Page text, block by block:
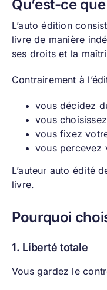
Qu’est-ce
L’auto édition
livre de manière
ses droits et la
Contrairement à
vous décidez
vous
vous fixez
vous percevez
L’auteur auto édité
livre.
Pourquoi
1. Liberté totale
Vous gardez le